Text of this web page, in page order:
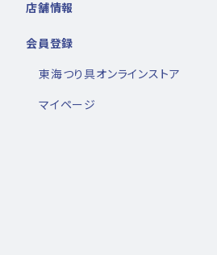
店舗情報
会員登録
東海つり具オンラインストア
マイページ